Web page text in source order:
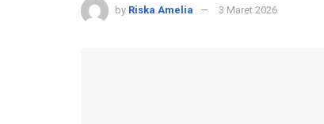
by Riska Amelia 3 Maret 2026